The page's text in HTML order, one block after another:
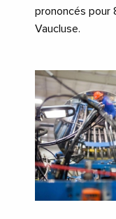
prononcés pour
Vaucluse.